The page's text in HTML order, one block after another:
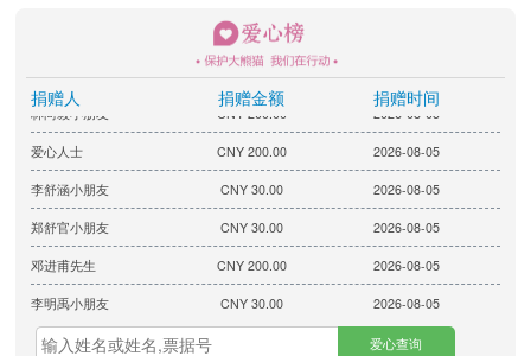
捐赠人 捐赠金额 捐赠时间
CNY 200.00
CNY 200.00
林尚毅小朋友 CNY 200.00 2026-08-05
刘曦娅女士 CNY 30.00 2026-08-05